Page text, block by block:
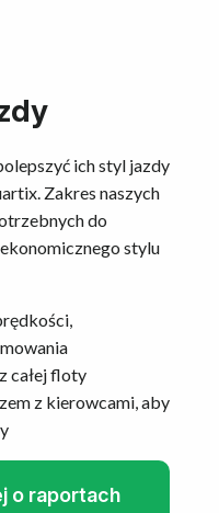
ich styl jazdy
Zakres naszych
do
stylu
całej floty
z kierowcami, aby
o raportach